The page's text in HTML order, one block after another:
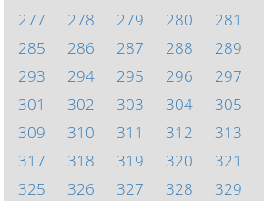
277
278 279 280 281
285
286 287 288 289
293
294 295 296 297
301
302 303 304 305
309
310 311 312 313
317
318 319 320 321
325
326 327 328 329